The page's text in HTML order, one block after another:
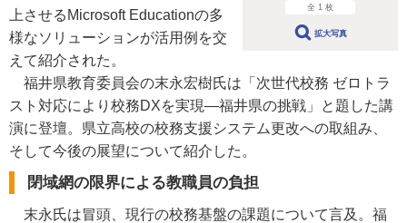
全 1 枚
拡大写真
上させるMicrosoft Educationの多
様なソリューションが活用例を交
えて紹介された。
福井県教育委員会の末永宏樹氏は「次世代校務 ゼロトラ
スト対応により校務DXを実現―福井県の挑戦」と題した講
演に登壇。県立高校の校務支援システム更改への取組み、
そして今後の展望について紹介した。
閉域網の限界による教職員の負担
末永氏は冒頭、現行の校務基盤の課題について言及。福